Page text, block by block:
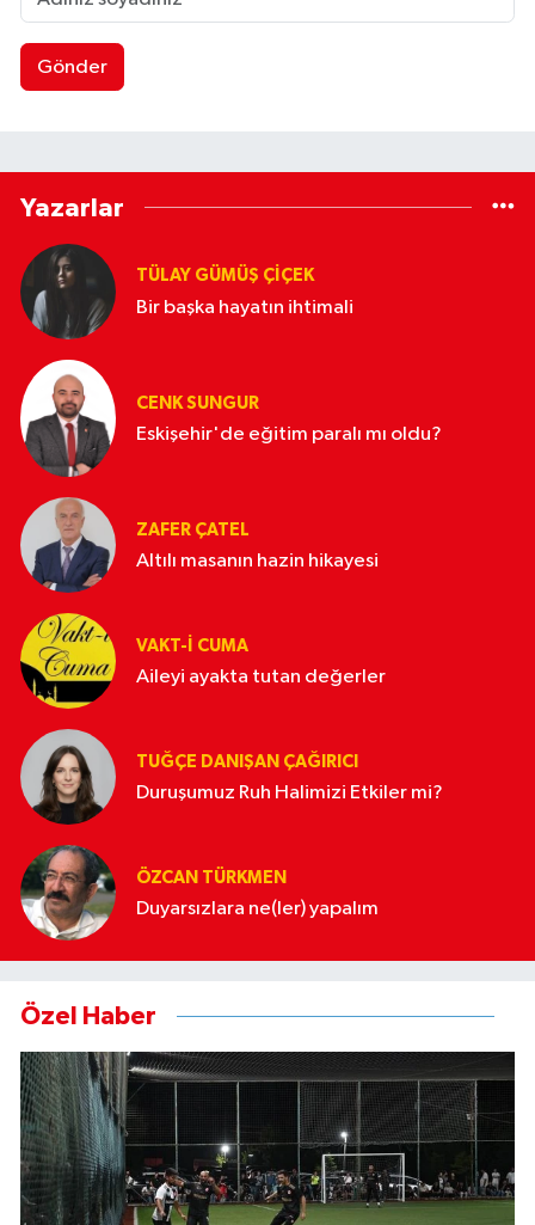
Gönder
Yazarlar
TÜLAY GÜMÜŞ ÇIÇEK
Bir başka hayatın ihtimali
CENK SUNGUR
Eskişehir'de eğitim paralı mı oldu?
ZAFER ÇATEL
Altılı masanın hazin hikayesi
VAKT-I CUMA
Aileyi ayakta tutan değerler
TUĞÇE DANIŞAN ÇAĞIRICI
Duruşumuz Ruh Halimizi Etkiler mi?
ÖZCAN TÜRKMEN
Duyarsızlara ne(ler) yapalım
Özel Haber